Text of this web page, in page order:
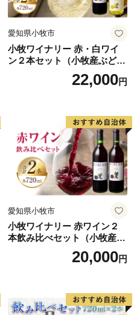
愛知県小牧市
小牧ワイナリー 赤・白ワイ
ン２本セット（小牧産ぶどう
22,000円
愛知県小牧市
小牧ワイナリー 赤ワイン２
本飲み比べセット（小牧産ぶ
どう100％使用）20,000円